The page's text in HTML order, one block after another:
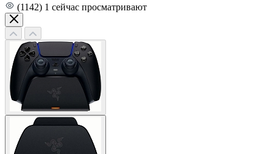
(1142) 1 сейчас просматривают